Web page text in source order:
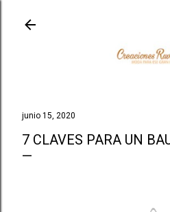
junio 15, 2020
7 CLAVES PARA UN